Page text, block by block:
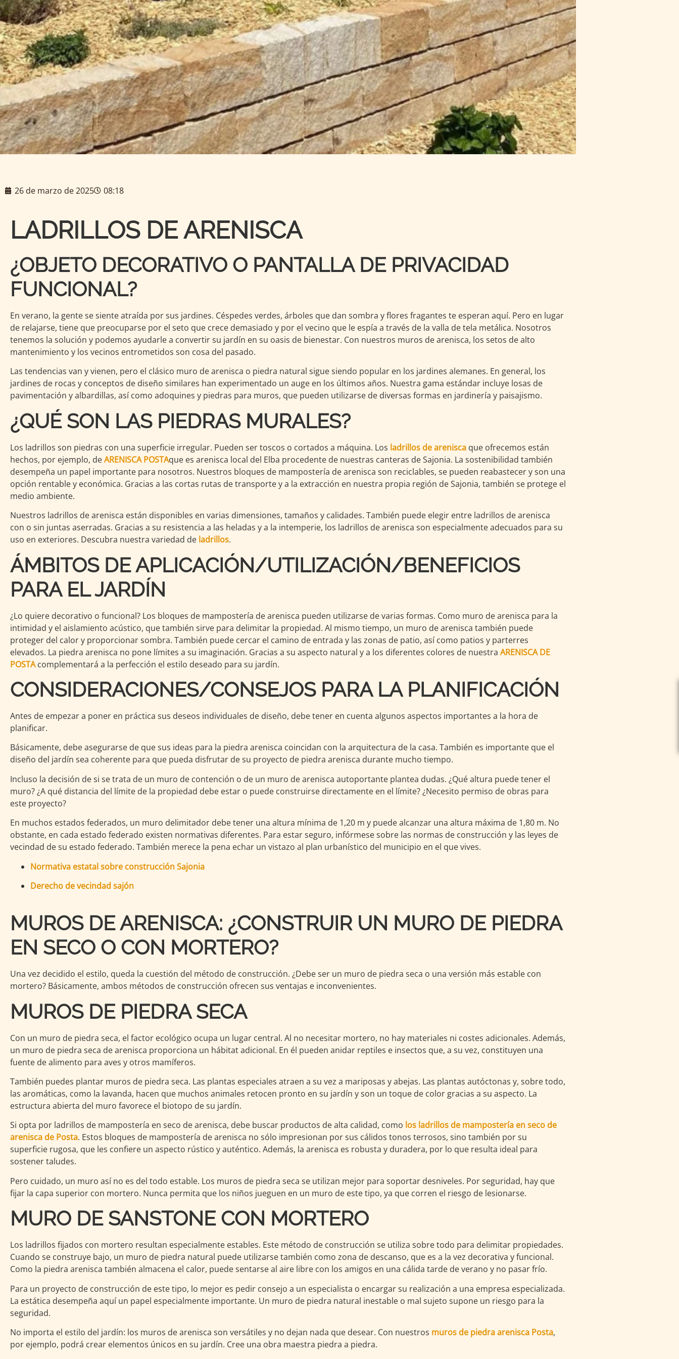
26 de marzo de 2025 08:18
LADRILLOS DE ARENISCA
¿OBJETO DECORATIVO O PANTALLA DE PRIVACIDAD
FUNCIONAL?
En verano, la gente se siente atraída por sus jardines. Céspedes verdes, árboles que dan sombra y flores fragantes te esperan aquí. Pero en lugar
de relajarse, tiene que preocuparse por el seto que crece demasiado y por el vecino que le espía a través de la valla de tela metálica. Nosotros
tenemos la solución y podemos ayudarle a convertir su jardín en su oasis de bienestar. Con nuestros muros de arenisca, los setos de alto
mantenimiento y los vecinos entrometidos son cosa del pasado.
Las tendencias van y vienen, pero el clásico muro de arenisca o piedra natural sigue siendo popular en los jardines alemanes. En general, los
jardines de rocas y conceptos de diseño similares han experimentado un auge en los últimos años. Nuestra gama estándar incluye losas de
pavimentación y albardillas, así como adoquines y piedras para muros, que pueden utilizarse de diversas formas en jardinería y paisajismo.
¿QUÉ SON LAS PIEDRAS MURALES?
Los ladrillos son piedras con una superficie irregular. Pueden ser toscos o cortados a máquina. Los ladrillos de arenisca que ofrecemos están
hechos, por ejemplo, deARENISCA POSTAque es arenisca local del Elba procedente de nuestras canteras de Sajonia. La sostenibilidad también
desempeña un papel importante para nosotros. Nuestros bloques de mampostería de arenisca son reciclables, se pueden reabastecer y son una
opción rentable y económica. Gracias a las cortas rutas de transporte y a la extracción en nuestra propia región de Sajonia, también se protege el
medio ambiente.
Nuestros ladrillos de arenisca están disponibles en varias dimensiones, tamaños y calidades. También puede elegir entre ladrillos de arenisca
con o sin juntas aserradas. Gracias a su resistencia a las heladas y a la intemperie, los ladrillos de arenisca son especialmente adecuados para su
uso en exteriores. Descubra nuestra variedad de ladrillos.
ÁMBITOS DE APLICACIÓN/UTILIZACIÓN/BENEFICIOS
PARA EL JARDÍN
¿Lo quiere decorativo o funcional? Los bloques de mampostería de arenisca pueden utilizarse de varias formas. Como muro de arenisca para la
intimidad y el aislamiento acústico, que también sirve para delimitar la propiedad. Al mismo tiempo, un muro de arenisca también puede
proteger del calor y proporcionar sombra. También puede cercar el camino de entrada y las zonas de patio, así como patios y parterres
elevados. La piedra arenisca no pone límites a su imaginación. Gracias a su aspecto natural y a los diferentes colores de nuestra ARENISCA DE
POSTA complementará a la perfección el estilo deseado para su jardín.
CONSIDERACIONES/CONSEJOS PARA LA PLANIFICACIÓN
Antes de empezar a poner en práctica sus deseos individuales de diseño, debe tener en cuenta algunos aspectos importantes a la hora de
planificar.
Básicamente, debe asegurarse de que sus ideas para la piedra arenisca coincidan con la arquitectura de la casa. También es importante que el
diseño del jardín sea coherente para que pueda disfrutar de su proyecto de piedra arenisca durante mucho tiempo.
Incluso la decisión de si se trata de un muro de contención o de un muro de arenisca autoportante plantea dudas. ¿Qué altura puede tener el
muro? ¿A qué distancia del límite de la propiedad debe estar o puede construirse directamente en el límite? ¿Necesito permiso de obras para
este proyecto?
En muchos estados federados, un muro delimitador debe tener una altura mínima de 1,20 m y puede alcanzar una altura máxima de 1,80 m. No
obstante, en cada estado federado existen normativas diferentes. Para estar seguro, infórmese sobre las normas de construcción y las leyes de
vecindad de su estado federado. También merece la pena echar un vistazo al plan urbanístico del municipio en el que vives.
Normativa estatal sobre construcción Sajonia
Derecho de vecindad sajón
MUROS DE ARENISCA: ¿CONSTRUIR UN MURO DE PIEDRA
EN SECO O CON MORTERO?
Una vez decidido el estilo, queda la cuestión del método de construcción. ¿Debe ser un muro de piedra seca o una versión más estable con
mortero? Básicamente, ambos métodos de construcción ofrecen sus ventajas e inconvenientes.
MUROS DE PIEDRA SECA
Con un muro de piedra seca, el factor ecológico ocupa un lugar central. Al no necesitar mortero, no hay materiales ni costes adicionales. Además,
un muro de piedra seca de arenisca proporciona un hábitat adicional. En él pueden anidar reptiles e insectos que, a su vez, constituyen una
fuente de alimento para aves y otros mamíferos.
También puedes plantar muros de piedra seca. Las plantas especiales atraen a su vez a mariposas y abejas. Las plantas autóctonas y, sobre todo,
las aromáticas, como la lavanda, hacen que muchos animales retocen pronto en su jardín y son un toque de color gracias a su aspecto. La
estructura abierta del muro favorece el biotopo de su jardín.
Si opta por ladrillos de mampostería en seco de arenisca, debe buscar productos de alta calidad, como los ladrillos de mampostería en seco de
arenisca de Posta. Estos bloques de mampostería de arenisca no sólo impresionan por sus cálidos tonos terrosos, sino también por su
superficie rugosa, que les confiere un aspecto rústico y auténtico. Además, la arenisca es robusta y duradera, por lo que resulta ideal para
sostener taludes.
Pero cuidado, un muro así no es del todo estable. Los muros de piedra seca se utilizan mejor para soportar desniveles. Por seguridad, hay que
fijar la capa superior con mortero. Nunca permita que los niños jueguen en un muro de este tipo, ya que corren el riesgo de lesionarse.
MURO DE SANSTONE CON MORTERO
Los ladrillos fijados con mortero resultan especialmente estables. Este método de construcción se utiliza sobre todo para delimitar propiedades.
Cuando se construye bajo, un muro de piedra natural puede utilizarse también como zona de descanso, que es a la vez decorativa y funcional.
Como la piedra arenisca también almacena el calor, puede sentarse al aire libre con los amigos en una cálida tarde de verano y no pasar frío.
Para un proyecto de construcción de este tipo, lo mejor es pedir consejo a un especialista o encargar su realización a una empresa especializada.
La estática desempeña aquí un papel especialmente importante. Un muro de piedra natural inestable o mal sujeto supone un riesgo para la
seguridad.
No importa el estilo del jardín: los muros de arenisca son versátiles y no dejan nada que desear. Con nuestros muros de piedra arenisca Posta,
por ejemplo, podrá crear elementos únicos en su jardín. Cree una obra maestra piedra a piedra.